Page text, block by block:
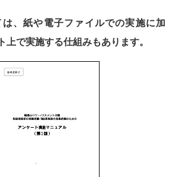
、紙や電子ファイルでの実施に加
上で実施する仕組みもあります。